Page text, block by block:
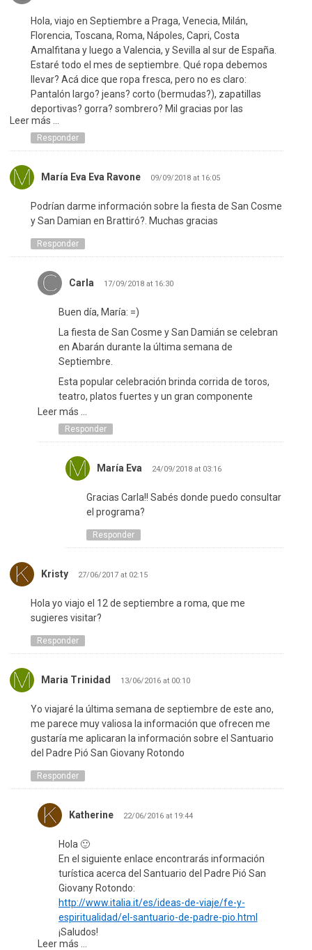
Hola, viajo en Septiembre a Praga, Venecia, Milán,
Florencia, Toscana, Roma, Nápoles, Capri, Costa
Amalfitana y luego a Valencia, y Sevilla al sur de España.
Estaré todo el mes de septiembre. Qué ropa debemos
llevar? Acá dice que ropa fresca, pero no es claro:
Pantalón largo? jeans? corto (bermudas?), zapatillas
deportivas? gorra? sombrero? Mil gracias por las
recomendaciones.
Leer más ...
Responder
María Eva Eva Ravone 09/09/2018 at 16:05
Podrían darme información sobre la fiesta de San Cosme
y San Damian en Brattiró?. Muchas gracias
Responder
Carla 17/09/2018 at 16:30
Buen día, María: =)
La fiesta de San Cosme y San Damián se celebran
en Abarán durante la última semana de
Septiembre.
Esta popular celebración brinda corrida de toros,
teatro, platos fuertes y un gran componente
religioso.
Leer más ...
Responder
María Eva 24/09/2018 at 03:16
Gracias Carla!! Sabés donde puedo consultar
el programa?
Responder
Kristy 27/06/2017 at 02:15
Hola yo viajo el 12 de septiembre a roma, que me
sugieres visitar?
Responder
Maria Trinidad 13/06/2016 at 00:10
Yo viajaré la última semana de septiembre de este ano,
me parece muy valiosa la información que ofrecen me
gustaría me aplicaran la información sobre el Santuario
del Padre Pió San Giovany Rotondo
Responder
Katherine 22/06/2016 at 19:44
Hola 🙂
En el siguiente enlace encontrarás información
turística acerca del Santuario del Padre Pió San
Giovany Rotondo:
http://www.italia.it/es/ideas-de-viaje/fe-y-
espiritualidad/el-santuario-de-padre-pio.html
¡Saludos!
Leer más ...